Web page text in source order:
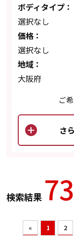
ボディタイプ：
選択なし
価格：
選択なし
地域：
大阪府
ご
検索結果
« 1 2